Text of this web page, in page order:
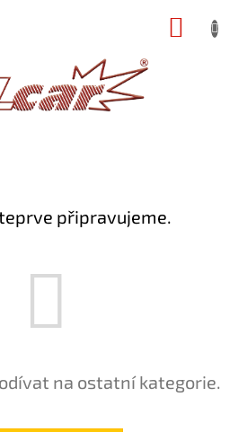
připravujeme.
na ostatní kategorie.